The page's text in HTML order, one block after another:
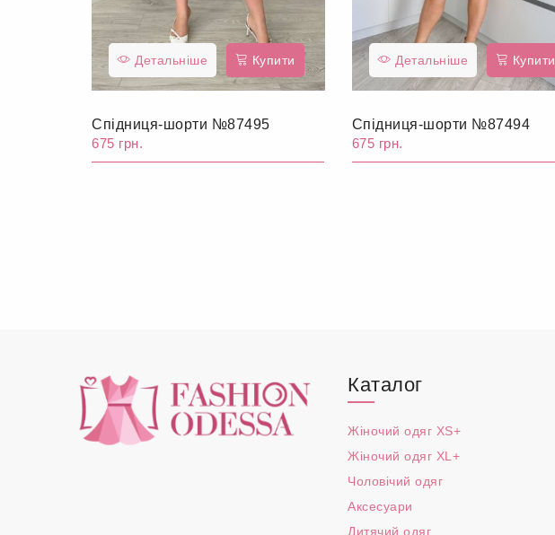
Детальніше Купити
Спідниця-шорти №87495
675 грн.
Детальніше Купити
Спідниця-шорти №87494
675 грн.
Каталог
Жіночий одяг XS+
Жіночий одяг XL+
Чоловічий одяг
Аксесуари
Дитячий одяг